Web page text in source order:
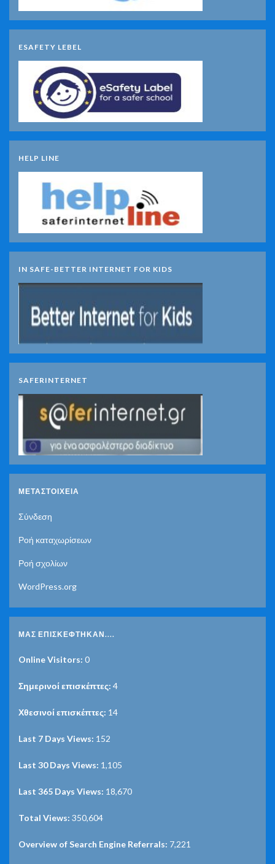
ESAFETY LEBEL
HELP LINE
IN SAFE-BETTER INTERNET FOR KIDS
SAFERINTERNET
ΜΕΤΑΣΤΟΙΧΕΊΑ
Σύνδεση
Ροή καταχωρίσεων
Ροή σχολίων
WordPress.org
ΜΑΣ ΕΠΙΣΚΈΦΤΗΚΑΝ....
Online Visitors: 0
Σημερινοί επισκέπτες: 4
Χθεσινοί επισκέπτες: 14
Last 7 Days Views: 152
Last 30 Days Views: 1,105
Last 365 Days Views: 18,670
Total Views: 350,604
Overview of Search Engine Referrals: 7,221